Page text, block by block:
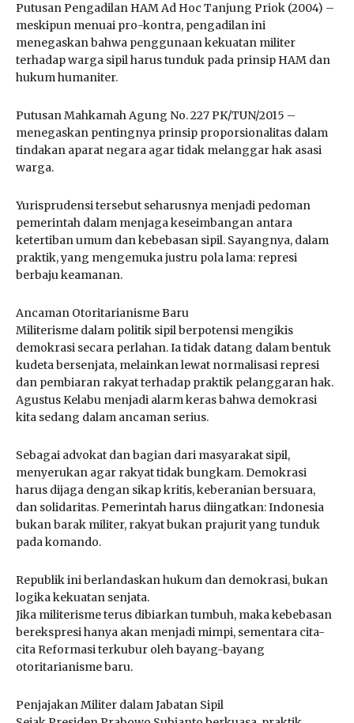
Putusan Pengadilan HAM Ad Hoc Tanjung Priok (2004) –
meskipun menuai pro-kontra, pengadilan ini
menegaskan bahwa penggunaan kekuatan militer
terhadap warga sipil harus tunduk pada prinsip HAM dan
hukum humaniter.
Putusan Mahkamah Agung No. 227 PK/TUN/2015 –
menegaskan pentingnya prinsip proporsionalitas dalam
tindakan aparat negara agar tidak melanggar hak asasi
warga.
Yurisprudensi tersebut seharusnya menjadi pedoman
pemerintah dalam menjaga keseimbangan antara
ketertiban umum dan kebebasan sipil. Sayangnya, dalam
praktik, yang mengemuka justru pola lama: represi
berbaju keamanan.
Ancaman Otoritarianisme Baru
Militerisme dalam politik sipil berpotensi mengikis
demokrasi secara perlahan. Ia tidak datang dalam bentuk
kudeta bersenjata, melainkan lewat normalisasi represi
dan pembiaran rakyat terhadap praktik pelanggaran hak.
Agustus Kelabu menjadi alarm keras bahwa demokrasi
kita sedang dalam ancaman serius.
Sebagai advokat dan bagian dari masyarakat sipil,
menyerukan agar rakyat tidak bungkam. Demokrasi
harus dijaga dengan sikap kritis, keberanian bersuara,
dan solidaritas. Pemerintah harus diingatkan: Indonesia
bukan barak militer, rakyat bukan prajurit yang tunduk
pada komando.
Republik ini berlandaskan hukum dan demokrasi, bukan
logika kekuatan senjata.
Jika militerisme terus dibiarkan tumbuh, maka kebebasan
berekspresi hanya akan menjadi mimpi, sementara cita-
cita Reformasi terkubur oleh bayang-bayang
otoritarianisme baru.
Penjajakan Militer dalam Jabatan Sipil